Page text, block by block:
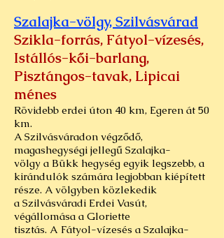
Szalajka-völgy, Szilvásvárad
Szikla-forrás, Fátyol-vízesés,
Istállós-kői-barlang,
Pisztángos-tavak, Lipicai
ménes
Rövidebb erdei úton 40 km, Egeren át 50
km.
A Szilvásváradon végződő,
magashegységi jellegű Szalajka-
völgy a Bükk hegység egyik legszebb, a
kirándulók számára legjobban kiépített
része. A völgyben közlekedik
a Szilvásváradi Erdei Vasút,
végállomása a Gloriette
tisztás. A Fátyol-vízesés a Szalajka-